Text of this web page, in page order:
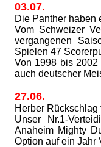
03.07.
Die Panther haben
Vom Schweizer
vergangenen
Spielen 47
Von 1998 bis
auch deutscher
27.06.
Herber
Unser Nr.1-
Anaheim Mighty
Option auf ein Jahr